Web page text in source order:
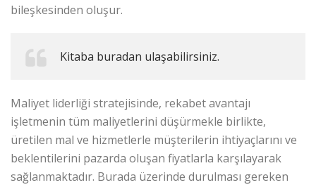
bileşkesinden oluşur.
Kitaba buradan ulaşabilirsiniz.
Maliyet liderliği stratejisinde, rekabet avantajı
işletmenin tüm maliyetlerini düşürmekle birlikte,
üretilen mal ve hizmetlerle müşterilerin ihtiyaçlarını ve
beklentilerini pazarda oluşan fiyatlarla karşılayarak
sağlanmaktadır. Burada üzerinde durulması gereken